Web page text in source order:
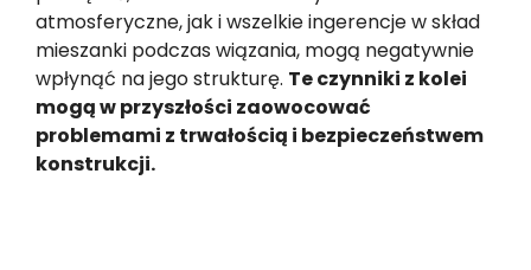
atmosferyczne, jak i wszelkie ingerencje w skład
mieszanki podczas wiązania, mogą negatywnie
wpłynąć na jego strukturę. Te czynniki z kolei
mogą w przyszłości zaowocować
problemami z trwałością i bezpieczeństwem
konstrukcji.